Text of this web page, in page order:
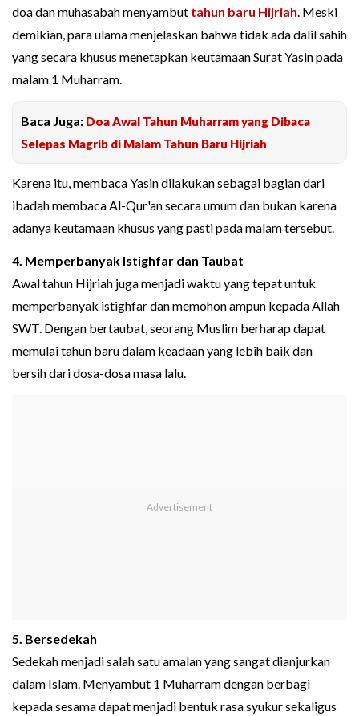
doa dan muhasabah menyambut tahun baru Hijriah. Meski
demikian, para ulama menjelaskan bahwa tidak ada dalil sahih
yang secara khusus menetapkan keutamaan Surat Yasin pada
malam 1 Muharram.
Baca Juga: Doa Awal Tahun Muharram yang Dibaca
Selepas Magrib di Malam Tahun Baru Hijriah
Karena itu, membaca Yasin dilakukan sebagai bagian dari
ibadah membaca Al-Qur'an secara umum dan bukan karena
adanya keutamaan khusus yang pasti pada malam tersebut.
4. Memperbanyak Istighfar dan Taubat
Awal tahun Hijriah juga menjadi waktu yang tepat untuk
memperbanyak istighfar dan memohon ampun kepada Allah
SWT. Dengan bertaubat, seorang Muslim berharap dapat
memulai tahun baru dalam keadaan yang lebih baik dan
bersih dari dosa-dosa masa lalu.
5. Bersedekah
Sedekah menjadi salah satu amalan yang sangat dianjurkan
dalam Islam. Menyambut 1 Muharram dengan berbagi
kepada sesama dapat menjadi bentuk rasa syukur sekaligus